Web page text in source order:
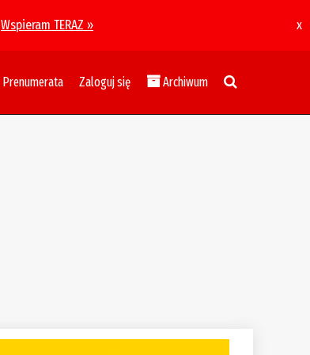
Wspieram TERAZ » x
Prenumerata Zaloguj się Archiwum